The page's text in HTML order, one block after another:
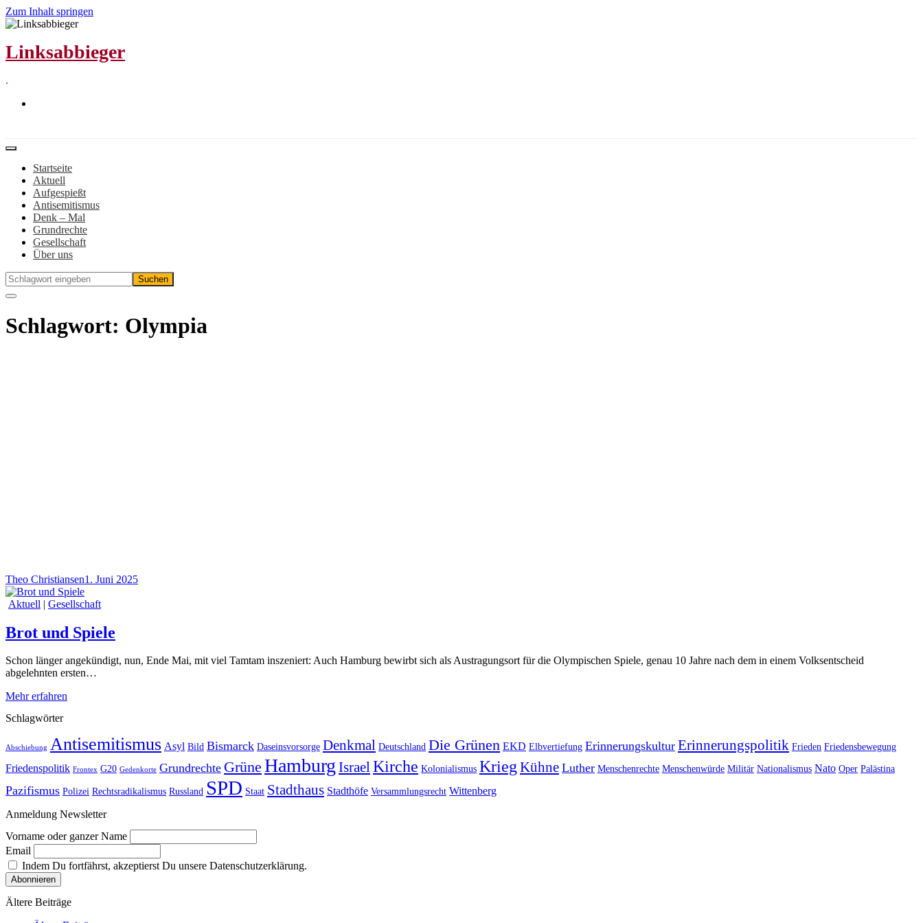
Zum Inhalt springen
Linksabbieger
.
Startseite
Aktuell
Aufgespießt
Antisemitismus
Denk – Mal
Grundrechte
Gesellschaft
Über uns
Schlagwort: Olympia
Theo Christiansen1. Juni 2025
Aktuell | Gesellschaft
Brot und Spiele
Schon länger angekündigt, nun, Ende Mai, mit viel Tamtam inszeniert: Auch Hamburg bewirbt sich als Austragungsort für die Olympischen Spiele, genau 10 Jahre nach dem in einem Volksentscheid
abgelehnten ersten…
Mehr erfahren
Schlagwörter
Abschiebung Antisemitismus Asyl Bild Bismarck Daseinsvorsorge Denkmal Deutschland Die Grünen EKD Elbvertiefung Erinnerungskultur Erinnerungspolitik Frieden Friedensbewegung
Friedenspolitik Frontex G20 Gedenkorte Grundrechte Grüne Hamburg IsraelKirche Kolonialismus Krieg Kühne Luther Menschenrechte Menschenwürde Militär Nationalismus Nato Oper Palästina
Pazifismus Polizei Rechtsradikalismus Russland SPD Staat Stadthaus Stadthöfe Versammlungsrecht Wittenberg
Anmeldung Newsletter
Vorname oder ganzer Name
Email
Indem Du fortfährst, akzeptierst Du unsere Datenschutzerklärung.
Ältere Beiträge